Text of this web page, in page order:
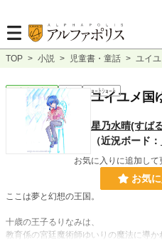
TOP > 小説 > 児童書・童話 > ユイ
児童書・童話 完結 ｼｮｰﾄｼｮｰﾄ
ユイユメ国
星乃水晴(すば
（近況ボード：
お気に入りに追加して
お気
ここは夢と幻想の王国。
十歳の王子るりなみは、
教育係の宮廷魔術師ゆいりの魔法に導か